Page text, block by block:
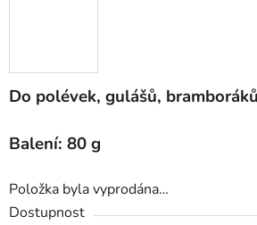
Do polévek, gulášů,
Balení: 80 g
Položka byla vyprodána…
Dostupnost